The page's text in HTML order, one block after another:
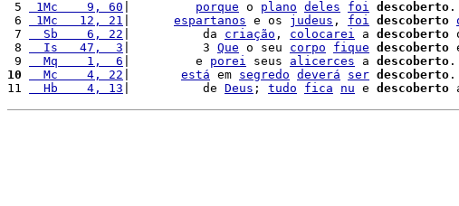
5
1Mc    9, 60 porque o plano deles foi descoberto .
6
1Mc   12, 21 espartanos e os judeus , foi descoberto
7
  Sb    6, 22
|          da criação , colocarei a descoberto
8
  Is   47,  3
|          3 Que o seu corpo fique descoberto
9
  Mq    1,  6
|         e porei seus alicerces a descoberto
10
  Mc    4, 22
está em segredo deverá ser descoberto .
11
  Hb    4, 13
|          de Deus ; tudo fica nu e descoberto